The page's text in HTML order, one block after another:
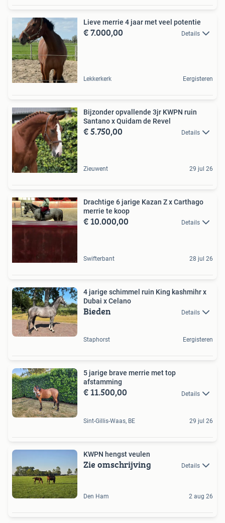
Lieve merrie 4 jaar met veel potentie
€ 7.000,00 Details
Lekkerkerk Eergisteren
Bijzonder opvallende 3jr KWPN ruin
Santano x Quidam de Revel
€ 5.750,00 Details
Zieuwent 29 jul 26
Drachtige 6 jarige Kazan Z x Carthago
merrie te koop
€ 10.000,00 Details
Swifterbant 28 jul 26
4 jarige schimmel ruin King kashmihr x
Dubai x Celano
Bieden Details
Staphorst Eergisteren
5 jarige brave merrie met top
afstamming
€ 11.500,00 Details
Sint-Gillis-Waas, BE 29 jul 26
KWPN hengst veulen
Zie omschrijving Details
Den Ham 2 aug 26